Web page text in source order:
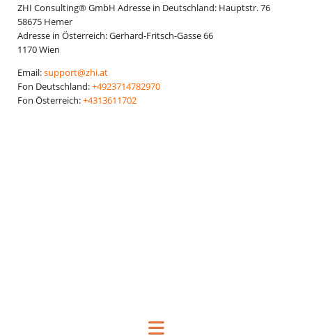
ZHI Consulting® GmbH Adresse in Deutschland: Hauptstr. 76
58675 Hemer
Adresse in Österreich:Gerhard-Fritsch-Gasse 66
1170Wien
Email:support@zhi.at
Fon Deutschland:+4923714782970
Fon Österreich:+4313611702